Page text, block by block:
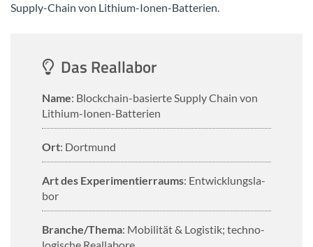
Supply-​Chain von Lithium-​Ionen-Batterien.
Das Re­al­la­bor
Name: Blockchain-​basierte Sup­ply Chain von
Lithium-​Ionen-Batterien
Ort: Dort­mund
Art des Ex­pe­ri­men­tier­raums: Ent­wick­lungs­la­
bor
Bran­che/Thema: Mo­bi­li­tät & Lo­gis­tik; tech­no­